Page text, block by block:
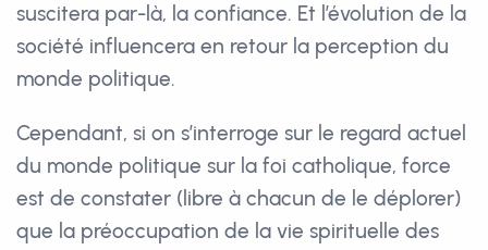
suscitera par-là, la confiance. Et l’évolution de la
société influencera en retour la perception du
monde politique.
Cependant, si on s’interroge sur le regard actuel
du monde politique sur la foi catholique, force
est de constater (libre à chacun de le déplorer)
que la préoccupation de la vie spirituelle des